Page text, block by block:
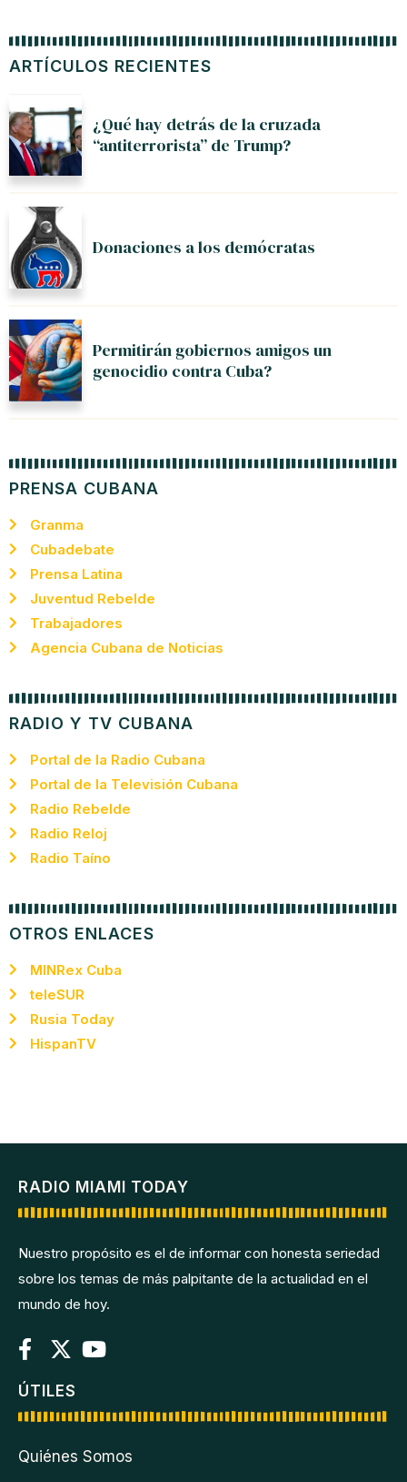
ARTÍCULOS RECIENTES
¿Qué hay detrás de la cruzada
“antiterrorista” de Trump?
Donaciones a los demócratas
Permitirán gobiernos amigos un
genocidio contra Cuba?
PRENSA CUBANA
Granma
Cubadebate
Prensa Latina
Juventud Rebelde
Trabajadores
Agencia Cubana de Noticias
RADIO Y TV CUBANA
Portal de la Radio Cubana
Portal de la Televisión Cubana
Radio Rebelde
Radio Reloj
Radio Taíno
OTROS ENLACES
MINRex Cuba
teleSUR
Rusia Today
HispanTV
RADIO MIAMI TODAY
Nuestro propósito es el de informar con honesta seriedad
sobre los temas de más palpitante de la actualidad en el
mundo de hoy.
ÚTILES
Quiénes Somos